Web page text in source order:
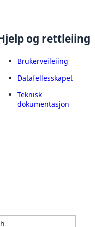
og rettleiing
Brukerveileiing
Datafellesskapet
Teknisk
dokumentasjon